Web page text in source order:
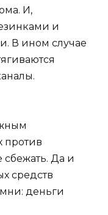
И,
и
В ином случае
против
сбежать. Да и
средств
деньги